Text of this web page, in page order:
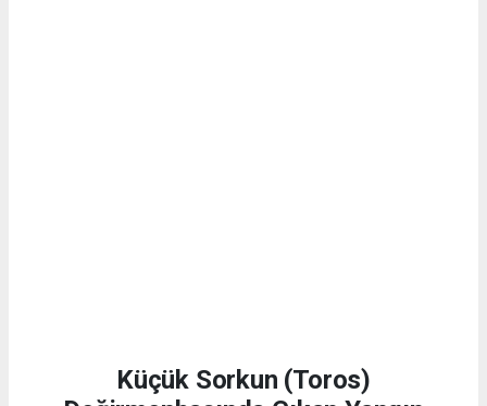
Küçük Sorkun (Toros)